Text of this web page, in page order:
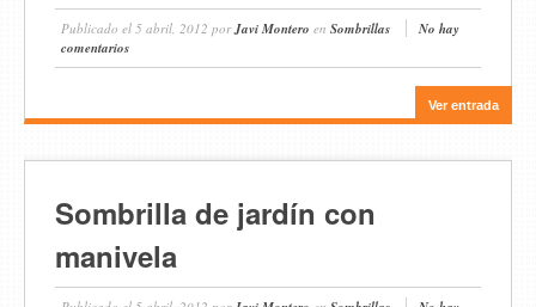
Publicado el 5 abril, 2012 porJavi Montero en Sombrillas
No hay
comentarios
Ver entrada
Sombrilla de jardín con
manivela